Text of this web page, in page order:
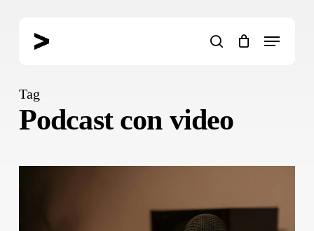
search
Menu
Tag
Podcast con video